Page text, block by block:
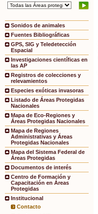
Sonidos de animales
Fuentes Bibliográficas
GPS, SIG y Teledetección
Espacial
Investigaciones científicas en
las AP
Registros de colecciones y
relevamientos
Especies exóticas invasoras
Listado de Áreas Protegidas
Nacionales
Mapa de Eco-Regiones y
Áreas Protegidas Nacionales
Mapa de Regiones
Administrativas y Áreas
Protegidas Nacionales
Mapa del Sistema Federal de
Áreas Protegidas
Documentos de interés
Centro de Formación y
Capacitación en Áreas
Protegidas
Institucional
Contacto